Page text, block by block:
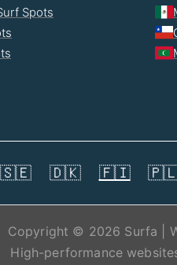
Spots
🇸🇪 🇩🇰 🇫🇮
Copyright © 2026 Surfa |
High-performance